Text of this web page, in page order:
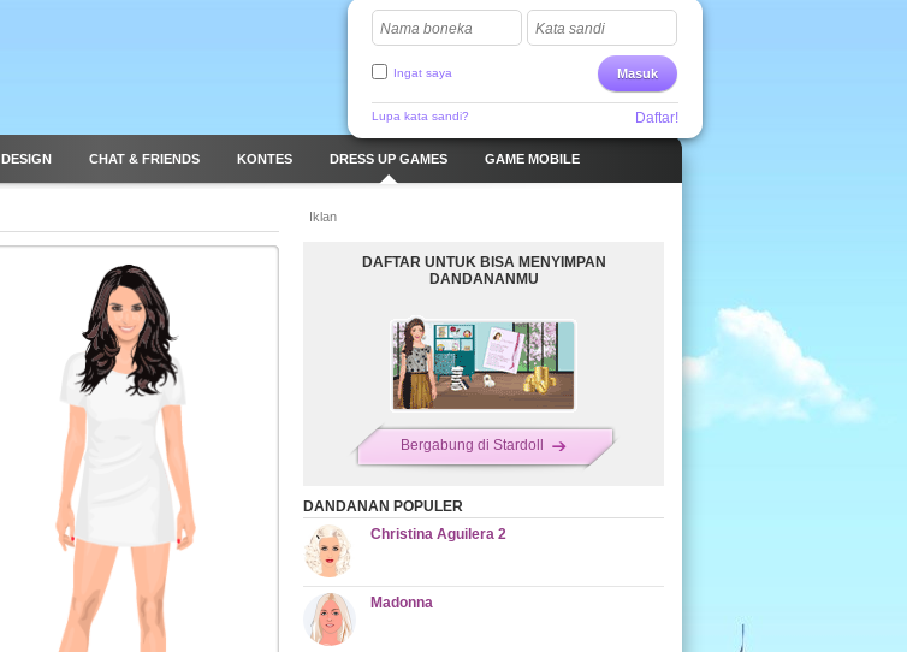
Nama boneka Kata sandi
Masuk
Ingat saya
Lupa kata sandi? Daftar!
DESIGN CHAT & FRIENDS KONTES DRESS UP GAMES GAME MOBILE
Iklan
DAFTAR UNTUK BISA MENYIMPAN
DANDANANMU
Bergabung di Stardoll
DANDANAN POPULER
Christina Aguilera 2
Madonna